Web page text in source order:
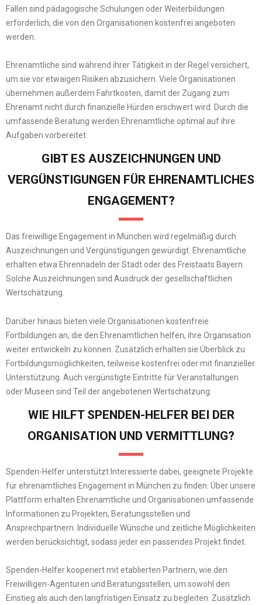
Fällen sind pädagogische Schulungen oder Weiterbildungen
erforderlich, die von den Organisationen kostenfrei angeboten
werden.
Ehrenamtliche sind während ihrer Tätigkeit in der Regel versichert,
um sie vor etwaigen Risiken abzusichern. Viele Organisationen
übernehmen außerdem Fahrtkosten, damit der Zugang zum
Ehrenamt nicht durch finanzielle Hürden erschwert wird. Durch die
umfassende Beratung werden Ehrenamtliche optimal auf ihre
Aufgaben vorbereitet.
GIBT ES AUSZEICHNUNGEN UND
VERGÜNSTIGUNGEN FÜR EHRENAMTLICHES
ENGAGEMENT?
Das freiwillige Engagement in München wird regelmäßig durch
Auszeichnungen und Vergünstigungen gewürdigt. Ehrenamtliche
erhalten etwa Ehrennadeln der Stadt oder des Freistaats Bayern.
Solche Auszeichnungen sind Ausdruck der gesellschaftlichen
Wertschätzung.
Darüber hinaus bieten viele Organisationen kostenfreie
Fortbildungen an, die den Ehrenamtlichen helfen, ihre Organisation
weiter entwickeln zu können. Zusätzlich erhalten sie Überblick zu
Fortbildungsmöglichkeiten, teilweise kostenfrei oder mit finanzieller
Unterstützung. Auch vergünstigte Eintritte für Veranstaltungen
oder Museen sind Teil der angebotenen Wertschätzung.
WIE HILFT SPENDEN-HELFER BEI DER
ORGANISATION UND VERMITTLUNG?
Spenden-Helfer unterstützt Interessierte dabei, geeignete Projekte
für ehrenamtliches Engagement in München zu finden. Über unsere
Plattform erhalten Ehrenamtliche und Organisationen umfassende
Informationen zu Projekten, Beratungsstellen und
Ansprechpartnern. Individuelle Wünsche und zeitliche Möglichkeiten
werden berücksichtigt, sodass jeder ein passendes Projekt findet.
Spenden-Helfer kooperiert mit etablierten Partnern, wie den
Freiwilligen-Agenturen und Beratungsstellen, um sowohl den
Einstieg als auch den langfristigen Einsatz zu begleiten. Zusätzlich